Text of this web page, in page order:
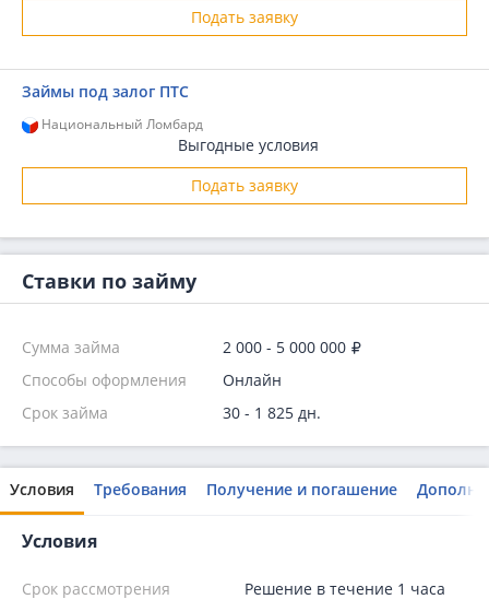
Подать заявку
Займы под залог ПТС
Национальный Ломбард
Выгодные условия
Подать заявку
Ставки по займу
Сумма займа
2 000 - 5 000 000
Способы оформления
Онлайн
Срок займа
30 - 1 825 дн.
Условия Требования Получение и погашение
Условия
Срок рассмотрения Решение в течение 1 часа